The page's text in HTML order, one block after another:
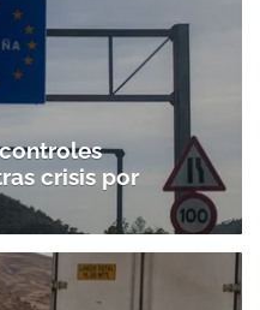
crisis por